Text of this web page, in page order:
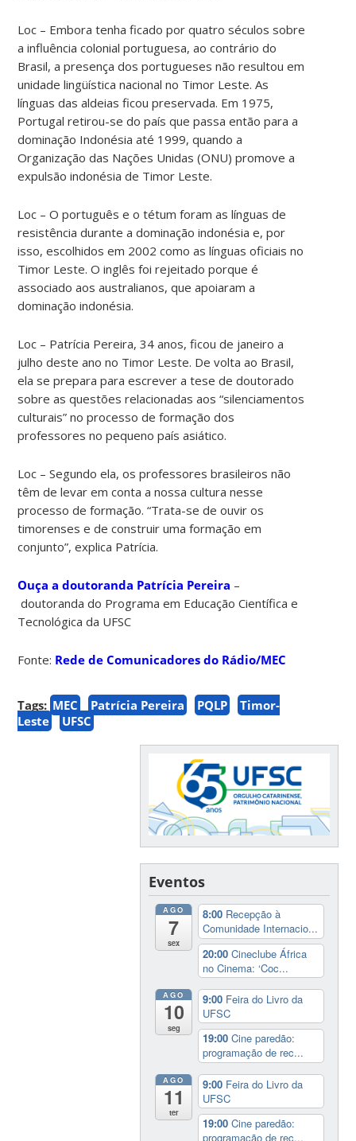
Loc – Embora tenha ficado por quatro séculos sobre
a influência colonial portuguesa, ao contrário do
Brasil, a presença dos portugueses não resultou em
unidade lingüística nacional no Timor Leste. As
línguas das aldeias ficou preservada. Em 1975,
Portugal retirou-se do país que passa então para a
dominação Indonésia até 1999, quando a
Organização das Nações Unidas (ONU) promove a
expulsão indonésia de Timor Leste.
Loc – O português e o tétum foram as línguas de
resistência durante a dominação indonésia e, por
isso, escolhidos em 2002 como as línguas oficiais no
Timor Leste. O inglês foi rejeitado porque é
associado aos australianos, que apoiaram a
dominação indonésia.
Loc – Patrícia Pereira, 34 anos, ficou de janeiro a
julho deste ano no Timor Leste. De volta ao Brasil,
ela se prepara para escrever a tese de doutorado
sobre as questões relacionadas aos “silenciamentos
culturais” no processo de formação dos
professores no pequeno país asiático.
Loc – Segundo ela, os professores brasileiros não
têm de levar em conta a nossa cultura nesse
processo de formação. “Trata-se de ouvir os
timorenses e de construir uma formação em
conjunto”, explica Patrícia.
Ouça a doutoranda Patrícia Pereira –
doutoranda do Programa em Educação Científica e
Tecnológica da UFSC
Fonte: Rede de Comunicadores do Rádio/MEC
Tags: MEC Patrícia Pereira PQLP
Timor-
Leste
UFSC
Eventos
AGO
7
sex
8:00 Recepção à
Comunidade Internacio...
20:00Cineclube África
no Cinema: ‘Coc...
AGO
10
seg
9:00 Feira do Livro da
UFSC
19:00Cine paredão:
programação de rec...
AGO
11
ter
9:00 Feira do Livro da
UFSC
19:00Cine paredão:
programação de rec...